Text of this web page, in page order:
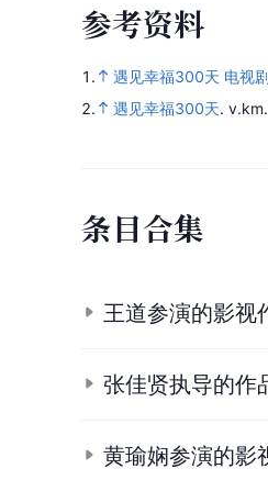
参考资料
1.
遇见幸福300天 电视
2.
遇见幸福300天.
条目合集
王道参演的影视
张佳贤执导的作
黄瑜娴参演的影